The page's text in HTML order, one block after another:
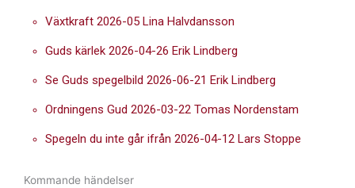
Växtkraft 2026-05 Lina Halvdansson
Guds kärlek 2026-04-26 Erik Lindberg
Se Guds spegelbild 2026-06-21 Erik Lindberg
Ordningens Gud 2026-03-22 Tomas Nordenstam
Spegeln du inte går ifrån 2026-04-12 Lars Stoppe
Kommande händelser